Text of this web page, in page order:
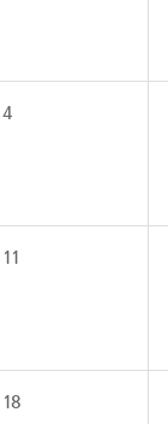
4
11
18